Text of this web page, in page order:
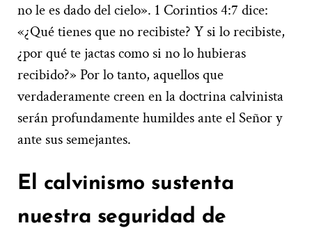
no le es dado del cielo». 1 Corintios 4:7 dice:
«¿Qué tienes que no recibiste? Y si lo recibiste,
¿por qué te jactas como si no lo hubieras
recibido?» Por lo tanto, aquellos que
verdaderamente creen en la doctrina calvinista
serán profundamente humildes ante el Señor y
ante sus semejantes.
El calvinismo sustenta
nuestra seguridad de